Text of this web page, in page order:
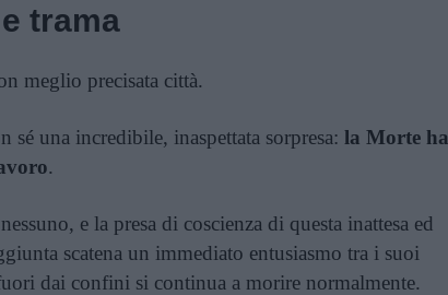
trama
meglio precisata città.
sé una incredibile, inaspettata sorpresa: la Morte ha
.
e la presa di coscienza di questa inattesa ed
scatena un immediato entusiasmo tra i suoi
dai confini si continua a morire normalmente.